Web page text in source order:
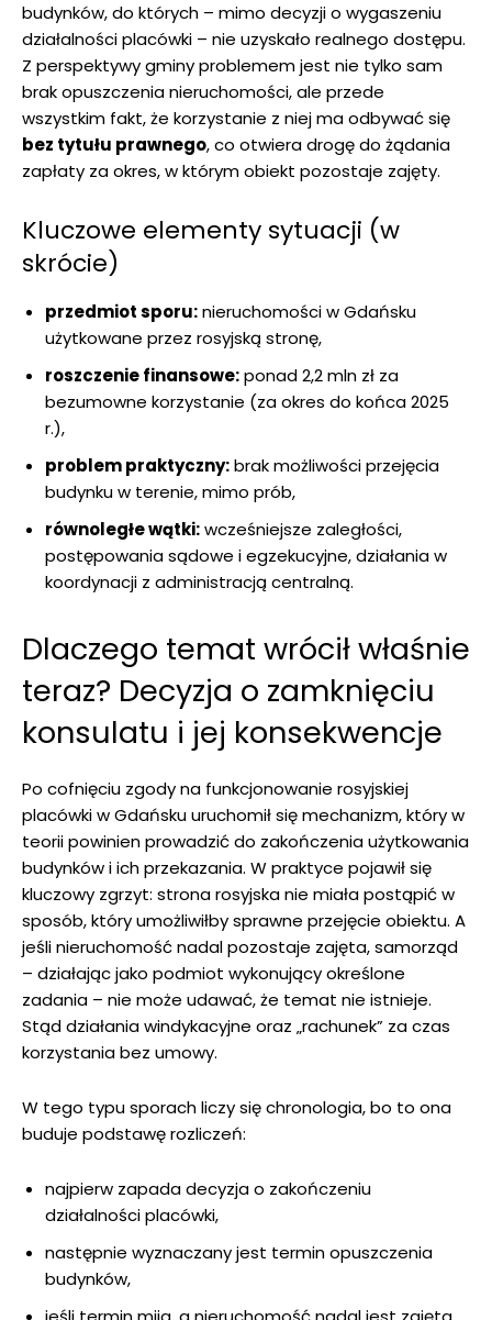
budynków, do których – mimo decyzji o wygaszeniu
działalności placówki – nie uzyskało realnego dostępu.
Z perspektywy gminy problemem jest nie tylko sam
brak opuszczenia nieruchomości, ale przede
wszystkim fakt, że korzystanie z niej ma odbywać się
bez tytułu prawnego, co otwiera drogę do żądania
zapłaty za okres, w którym obiekt pozostaje zajęty.
Kluczowe elementy sytuacji (w
skrócie)
przedmiot sporu:nieruchomości w Gdańsku
użytkowane przez rosyjską stronę,
roszczenie finansowe:ponad 2,2 mln zł za
bezumowne korzystanie (za okres do końca 2025
r.),
problem praktyczny:brak możliwości przejęcia
budynku w terenie, mimo prób,
równoległe wątki:wcześniejsze zaległości,
postępowania sądowe i egzekucyjne, działania w
koordynacji z administracją centralną.
Dlaczego temat wrócił właśnie
teraz? Decyzja o zamknięciu
konsulatu i jej konsekwencje
Po cofnięciu zgody na funkcjonowanie rosyjskiej
placówki w Gdańsku uruchomił się mechanizm, który w
teorii powinien prowadzić do zakończenia użytkowania
budynków i ich przekazania. W praktyce pojawił się
kluczowy zgrzyt: strona rosyjska nie miała postąpić w
sposób, który umożliwiłby sprawne przejęcie obiektu. A
jeśli nieruchomość nadal pozostaje zajęta, samorząd
– działając jako podmiot wykonujący określone
zadania – nie może udawać, że temat nie istnieje.
Stąd działania windykacyjne oraz „rachunek” za czas
korzystania bez umowy.
W tego typu sporach liczy się chronologia, bo to ona
buduje podstawę rozliczeń:
najpierw zapada decyzja o zakończeniu
działalności placówki,
następnie wyznaczany jest termin opuszczenia
budynków,